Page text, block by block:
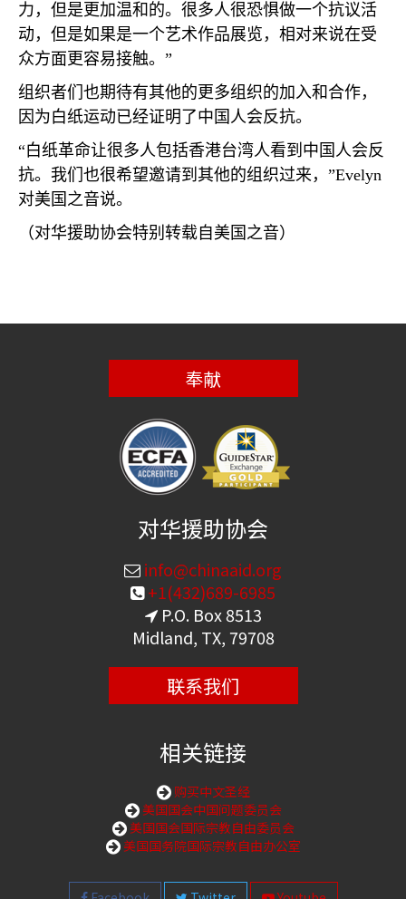
力，但是更加温和的。很多人很恐惧做一个抗议活
动，但是如果是一个艺术作品展览，相对来说在受
众方面更容易接触。”
组织者们也期待有其他的更多组织的加入和合作，
因为白纸运动已经证明了中国人会反抗。
“白纸革命让很多人包括香港台湾人看到中国人会反
抗。我们也很希望邀请到其他的组织过来，”Evelyn
对美国之音说。
（对华援助协会特别转载自美国之音）
奉献
对华援助协会
info@chinaaid.org
+1(432)689-6985
P.O. Box 8513
Midland, TX, 79708
联系我们
相关链接
购买中文圣经
美国国会中国问题委员会
美国国会国际宗教自由委员会
美国国务院国际宗教自由办公室